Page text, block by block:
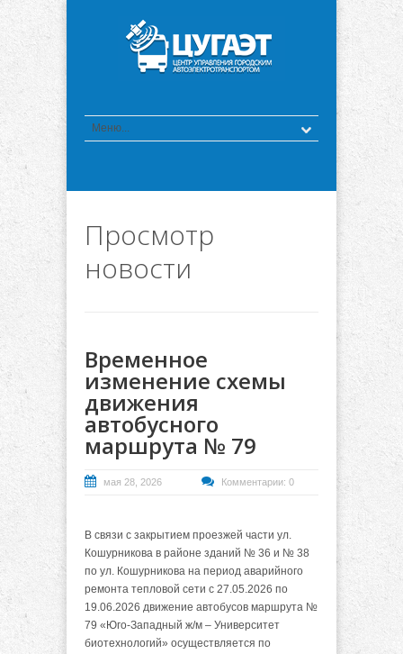
Просмотр
новости
Временное
изменение схемы
движения
автобусного
маршрута № 79
мая 28, 2026 Комментарии: 0
В связи с закрытием проезжей части ул.
Кошурникова в районе зданий № 36 и № 38
по ул. Кошурникова на период аварийного
ремонта тепловой сети с 27.05.2026 по
19.06.2026 движение автобусов маршрута №
79 «Юго-Западный ж/м – Университет
биотехнологий» осуществляется по